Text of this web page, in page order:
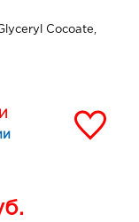
Cocoate,
Alcohol,